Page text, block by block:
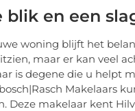
blik en een
woning blijft het
maar er kan veel
is degene die u helpt
Makelaars
Deze makelaar kent